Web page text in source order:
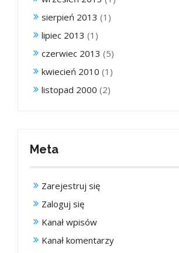
sierpień 2013 (1)
lipiec 2013 (1)
czerwiec 2013 (5)
kwiecień 2010 (1)
listopad 2000 (2)
Meta
Zarejestruj się
Zaloguj się
Kanał wpisów
Kanał komentarzy